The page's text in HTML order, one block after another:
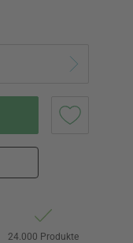
24.000 Produkte